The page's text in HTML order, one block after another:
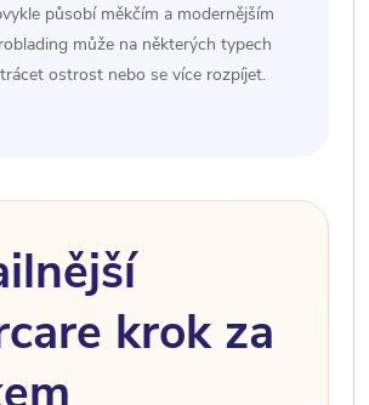
působí měkčím a modernějším
může na některých typech
ostrost nebo se více rozpíjet.
krok za